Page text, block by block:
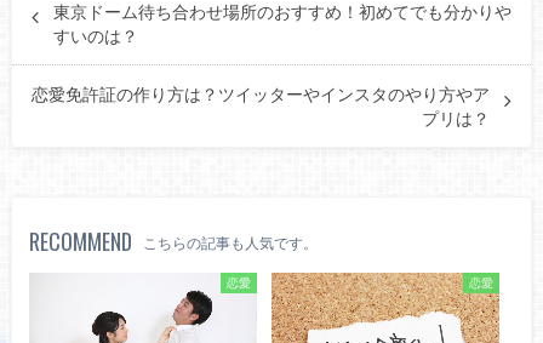
東京ドーム待ち合わせ場所のおすすめ！初めてでも分かりや
すいのは？
恋愛免許証の作り方は？ツイッターやインスタのやり方やア
プリは？
RECOMMEND こちらの記事も人気です。
恋愛 恋愛